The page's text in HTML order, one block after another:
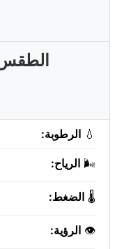
💧 الرطوبة:
🌬️ الرياح:
🌡️ الضغط:
👁️ الرؤية: